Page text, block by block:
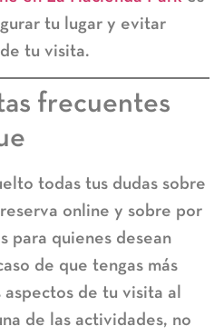
tu lugar y evitar
tu visita.
frecuentes
todas tus dudas sobre
online y sobre por
para quienes desean
de que tengas más
de tu visita al
de las actividades, no